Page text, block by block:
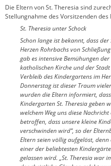
Die Eltern von St. Theresia sind
Stellungnahme des Vorsitzenden
St. Theresia unter Schock
Schon lange ist bekannt, dass
Herzen Rohrbachs von
gab es intensive Bemühungen
katholischen Kirche und der
Verbleib des Kindergartens im
Donnerstag ist dieser Traum
wurden die Eltern informiert,
Kindergarten St. Theresia geben
welchem Weg uns diese
betroffen, dass unsere kleine
verschwinden wird“, so der
Eltern seien völlig aufgelöst, denn
einer der beliebtesten
gelassen wird. „St. Theresia war